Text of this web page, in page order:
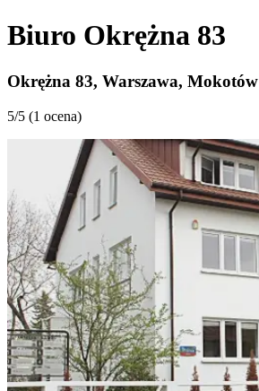
Biuro Okrężna 83
Okrężna 83, Warszawa, Mokotów
5/5 (1 ocena)